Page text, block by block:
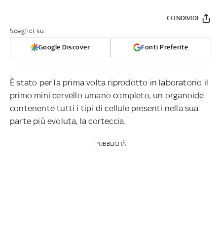
Sceglici su:
Google Discover Fonti Preferite
CONDIVIDI
È stato per la prima volta riprodotto in laboratorio il
primo mini cervello umano completo, un organoide
contenente tutti i tipi di cellule presenti nella sua
parte più evoluta, la corteccia.
PUBBLICITÀ